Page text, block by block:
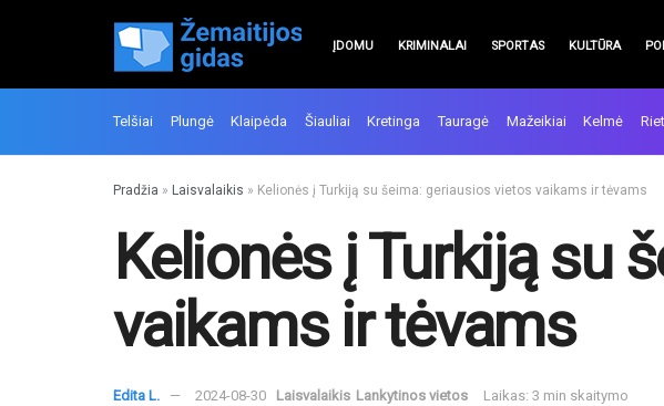
ĮDOMU KRIMINALAI SPORTAS KULTŪRA
Telšiai Plungė Klaipėda Šiauliai Kretinga Tauragė Mažeikiai Kelmė
Pradžia » Laisvalaikis » Kelionės į Turkiją su šeima: geriausios vietos vaikams ir tėvams
Kelionės į Turkiją su
vaikams ir tėvams
Edita L. 2024-08-30 Laisvalaikis Lankytinos vietos Laikas: 3 min skaitymo